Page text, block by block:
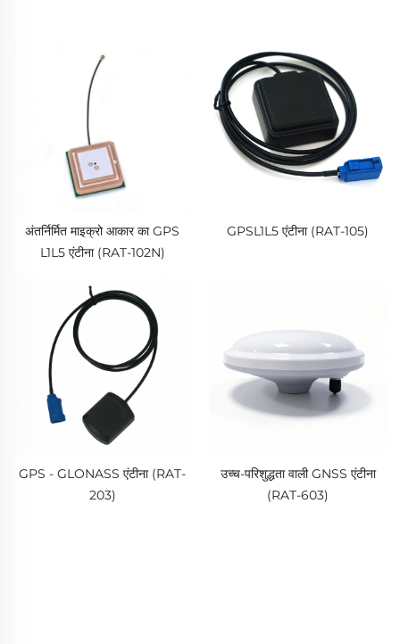
अंतर्निर्मित माइक्रो आकार का GPS
L1L5 एंटीना (RAT-102N)
GPSL1L5 एंटीना (RAT-105)
GPS - GLONASS एंटीना (RAT-
203)
उच्च-परिशुद्धता वाली GNSS एंटीना
(RAT-603)